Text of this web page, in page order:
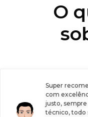
O
Super
com
justo,
técnico, todo